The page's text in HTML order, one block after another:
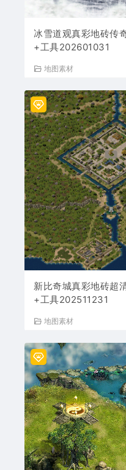
冰雪道观真彩地砖传
+工具202601031
地图素材
新比奇城真彩地砖超
+工具202511231
地图素材